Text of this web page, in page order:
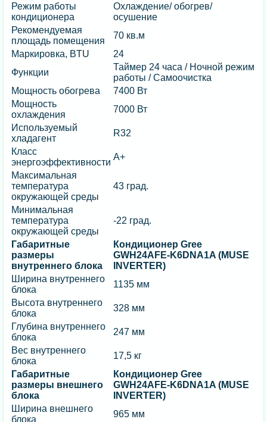
Режим работы
кондиционера
Охлаждение/ обогрев/
осушение
Рекомендуемая
площадь помещения
70 кв.м
Маркировка, BTU
24
Функции
Таймер 24 часа / Ночной режим
работы / Самоочистка
Мощность обогрева
7400 Вт
Мощность
охлаждения
7000 Вт
Используемый
хладагент
R32
Класс
энергоэффективности
A+
Максимальная
температура
окружающей среды
43 град.
Минимальная
температура
окружающей среды
-22 град.
Габаритные
размеры
внутреннего блока
Кондиционер Gree
GWH24AFE-K6DNA1A (MUSE
INVERTER)
Ширина внутреннего
блока
1135 мм
Высота внутреннего
блока
328 мм
Глубина внутреннего
блока
247 мм
Вес внутреннего
блока
17,5 кг
Габаритные
размеры внешнего
блока
Кондиционер Gree
GWH24AFE-K6DNA1A (MUSE
INVERTER)
Ширина внешнего
блока
965 мм